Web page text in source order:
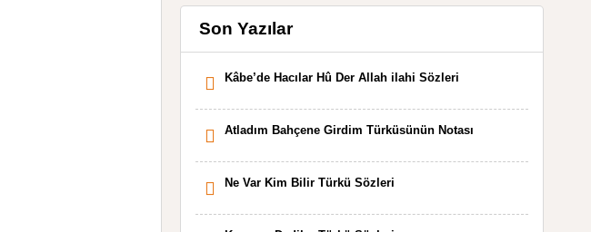
Son Yazılar
Kâbe’de Hacılar Hû Der Allah ilahi Sözleri
Atladım Bahçene Girdim Türküsünün Notası
Ne Var Kim Bilir Türkü Sözleri